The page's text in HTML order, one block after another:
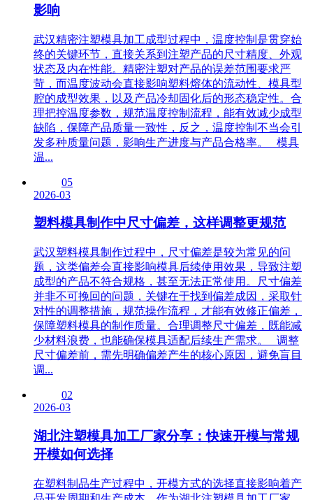
影响
武汉精密注塑模具加工成型过程中，温度控制是贯穿始
终的关键环节，直接关系到注塑产品的尺寸精度、外观
状态及内在性能。精密注塑对产品的误差范围要求严
苛，而温度波动会直接影响塑料熔体的流动性、模具型
腔的成型效果，以及产品冷却固化后的形态稳定性。合
理把控温度参数，规范温度控制流程，能有效减少成型
缺陷，保障产品质量一致性，反之，温度控制不当会引
发多种质量问题，影响生产进度与产品合格率。 模具
温...
05
2026-03
塑料模具制作中尺寸偏差，这样调整更规范
武汉塑料模具制作过程中，尺寸偏差是较为常见的问
题，这类偏差会直接影响模具后续使用效果，导致注塑
成型的产品不符合规格，甚至无法正常使用。尺寸偏差
并非不可挽回的问题，关键在于找到偏差成因，采取针
对性的调整措施，规范操作流程，才能有效修正偏差，
保障塑料模具的制作质量。合理调整尺寸偏差，既能减
少材料浪费，也能确保模具适配后续生产需求。 调整
尺寸偏差前，需先明确偏差产生的核心原因，避免盲目
调...
02
2026-03
湖北注塑模具加工厂家分享：快速开模与常规
开模如何选择
在塑料制品生产过程中，开模方式的选择直接影响着产